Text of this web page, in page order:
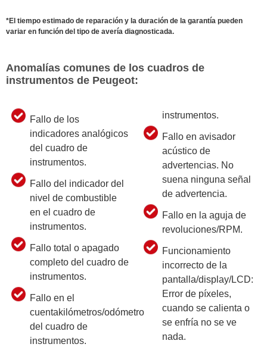
*El tiempo estimado de reparación y la duración de la garantía pueden
variar en función del tipo de avería diagnosticada.
Anomalías comunes de los cuadros de
instrumentos de Peugeot:
Fallo de los
indicadores analógicos
del cuadro de
instrumentos.
Fallo del indicador del
nivel de combustible
en el cuadro de
instrumentos.
Fallo total o apagado
completo del cuadro de
instrumentos.
Fallo en el
cuentakilómetros/odómetro
del cuadro de
instrumentos.
instrumentos.
Fallo en avisador
acústico de
advertencias. No
suena ninguna señal
de advertencia.
Fallo en la aguja de
revoluciones/RPM.
Funcionamiento
incorrecto de la
pantalla/display/LCD:
Error de píxeles,
cuando se calienta o
se enfría no se ve
nada.